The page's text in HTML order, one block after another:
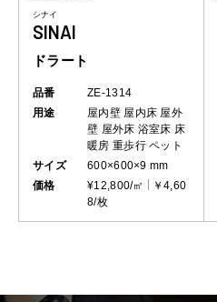
シナイ
SINAI
ドラート
品番
ZE-1314
用途
屋内壁 屋内床 屋外
壁 屋外床 浴室床 床
暖房 重歩行 ペット
サイズ
600×600×9 mm
価格
¥12,800/㎡
￥4,60
8/枚